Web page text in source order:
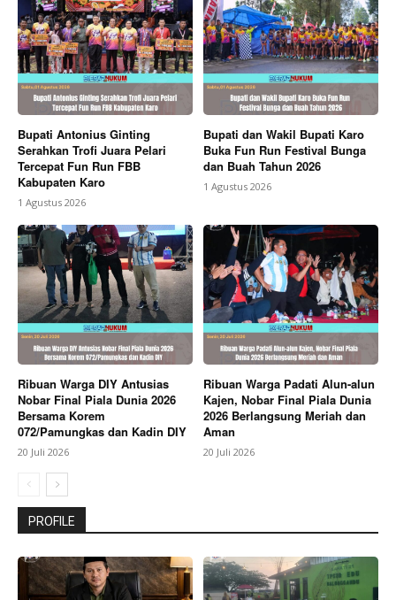
Bupati Antonius Ginting
Serahkan Trofi Juara Pelari
Tercepat Fun Run FBB
Kabupaten Karo
1 Agustus 2026
Bupati dan Wakil Bupati Karo
Buka Fun Run Festival Bunga
dan Buah Tahun 2026
1 Agustus 2026
Ribuan Warga DIY Antusias
Nobar Final Piala Dunia 2026
Bersama Korem
072/Pamungkas dan Kadin DIY
20 Juli 2026
Ribuan Warga Padati Alun-alun
Kajen, Nobar Final Piala Dunia
2026 Berlangsung Meriah dan
Aman
20 Juli 2026
PROFILE